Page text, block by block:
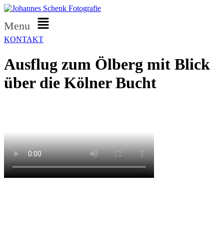
Menu
KONTAKT
Ausflug zum Ölberg mit Blick
über die Kölner Bucht